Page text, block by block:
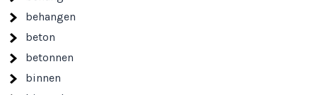
behangen
beton
betonnen
binnen